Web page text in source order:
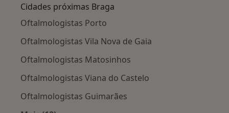
Cidades próximas Braga
Oftalmologistas Porto
Oftalmologistas Vila Nova de Gaia
Oftalmologistas Matosinhos
Oftalmologistas Viana do Castelo
Oftalmologistas Guimarães